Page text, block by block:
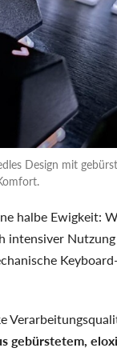
Design mit
halbe Ewigkeit:
intensiver
gebürstetem,